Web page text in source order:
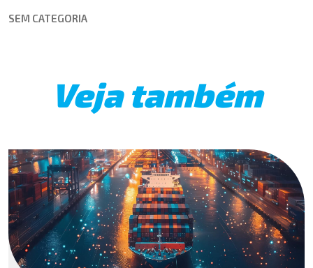
SEM CATEGORIA
Veja também